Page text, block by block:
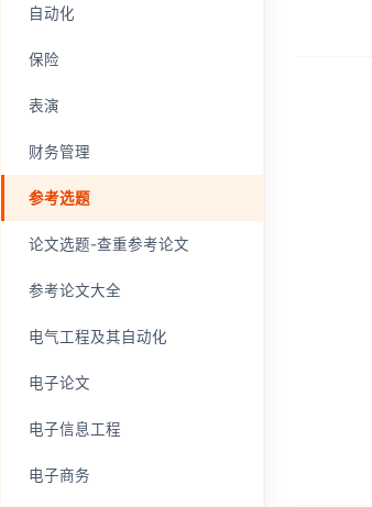
自动化
保险
表演
财务管理
参考选题
论文选题-查重参考论文
参考论文大全
电气工程及其自动化
电子论文
电子信息工程
电子商务